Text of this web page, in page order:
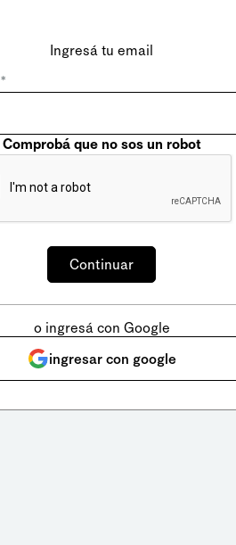
Ingresá tu email
*
Comprobá que no sos un robot
o ingresá con Google
ingresar con google